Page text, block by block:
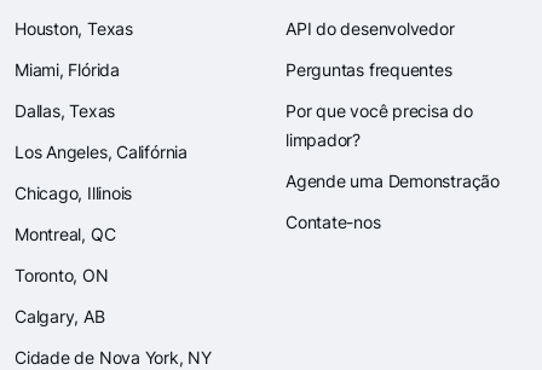
Houston, Texas
Miami, Flórida
Dallas, Texas
Los Angeles, Califórnia
Chicago, Illinois
Montreal, QC
Toronto, ON
Calgary, AB
Cidade de Nova York, NY
API do desenvolvedor
Perguntas frequentes
Por que você precisa do
limpador?
Agende uma Demonstração
Contate-nos